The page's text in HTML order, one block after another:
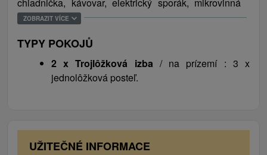
štít, Rysy a veľa ďalších. Deťom sa tu zapáči tiež,
populárnym je Dinopark, Tricklandia alebo aquapark
AquaCity Poprad, ktorý je otvorený celoročne.
rúra) a jedálenské posedenie. Obchod s potravinami
ubytovania.
ZOBRAZIT VÍCE
TYPY POKOJŮ
2 x Trojlôžková izba / na prízemí : 3 x
jednolôžková posteľ.
UŽITEČNÉ INFORMACE